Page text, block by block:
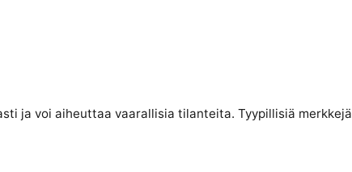
ja voi aiheuttaa vaarallisia tilanteita. Tyypillisiä merkkejä